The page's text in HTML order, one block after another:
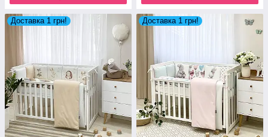
Доставка 1 грн! Доставка 1 грн!